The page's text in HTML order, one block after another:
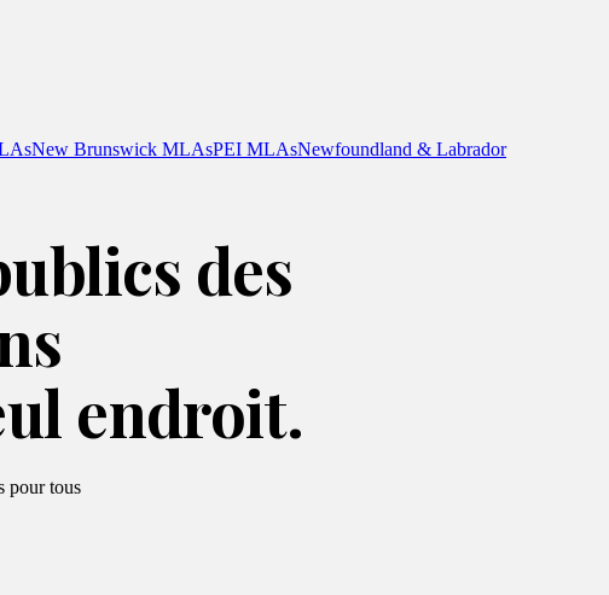
New Brunswick MLAsPEI MLAsNewfoundland & Labrador
des
endroit.
pour tous